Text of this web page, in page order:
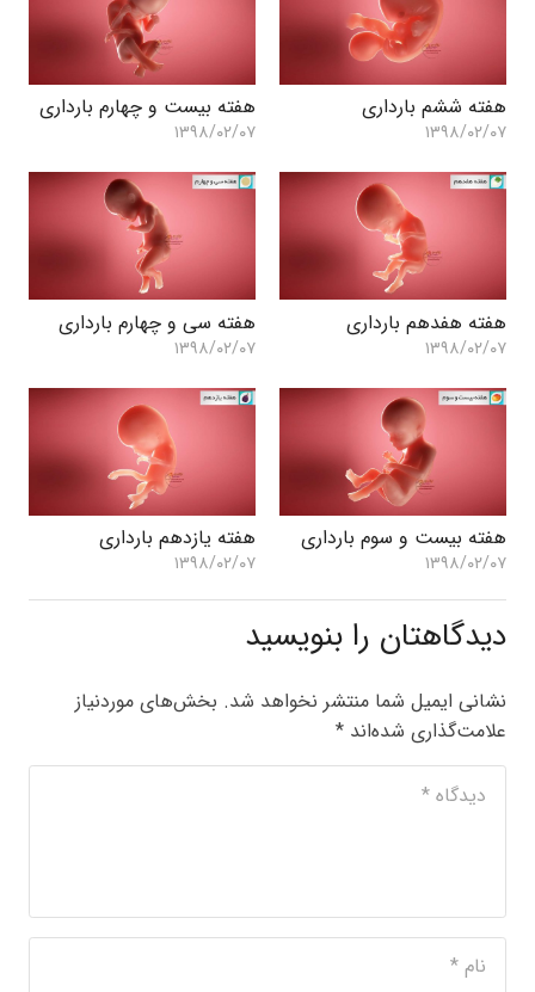
هفته ششم بارداری
۱۳۹۸/۰۲/۰۷
هفته بیست و چهارم بارداری
۱۳۹۸/۰۲/۰۷
هفته هفدهم بارداری
۱۳۹۸/۰۲/۰۷
هفته سی و چهارم بارداری
۱۳۹۸/۰۲/۰۷
هفته بیست و سوم بارداری
۱۳۹۸/۰۲/۰۷
هفته یازدهم بارداری
۱۳۹۸/۰۲/۰۷
دیدگاهتان را بنویسید
نشانی ایمیل شما منتشر نخواهد شد. بخش‌های موردنیاز
علامت‌گذاری شده‌اند *